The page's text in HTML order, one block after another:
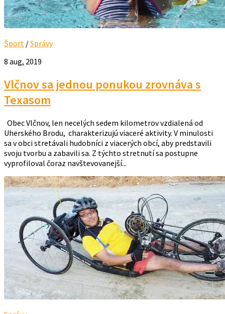
Šport /Správy
8 aug, 2019
Vlčnov sa jednou ponukou zrovnáva s
Texasom
Obec Vlčnov, len necelých sedem kilometrov vzdialená od
Uherského Brodu, charakterizujú viaceré aktivity. V minulosti
sa v obci stretávali hudobníci z viacerých obcí, aby predstavili
svoju tvorbu a zabavili sa. Z týchto stretnutí sa postupne
vyprofiloval čoraz navštevovanejší...